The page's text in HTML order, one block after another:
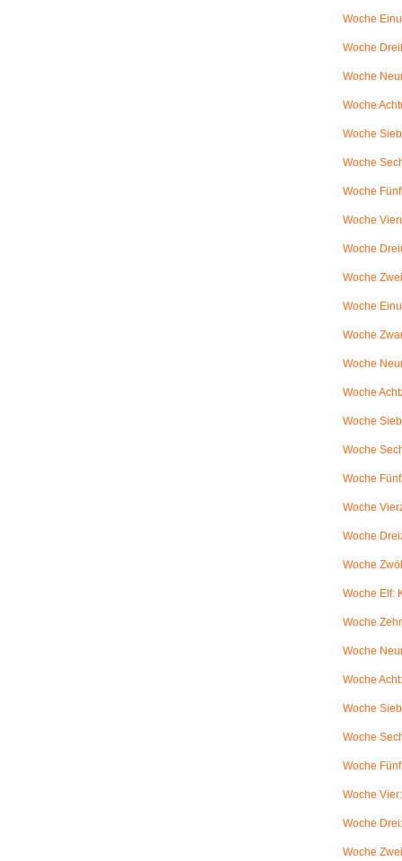
Woche
Woche
Woche
Woche
Woche
Woche
Woche
Woche
Woche
Woche
Woche
Woche
Woche
Woche
Woche
Woche
Woche
Woche
Woche
Woche
Woche Elf:
Woche
Woche
Woche
Woche
Woche
Woche
Woche
Woche
Woche